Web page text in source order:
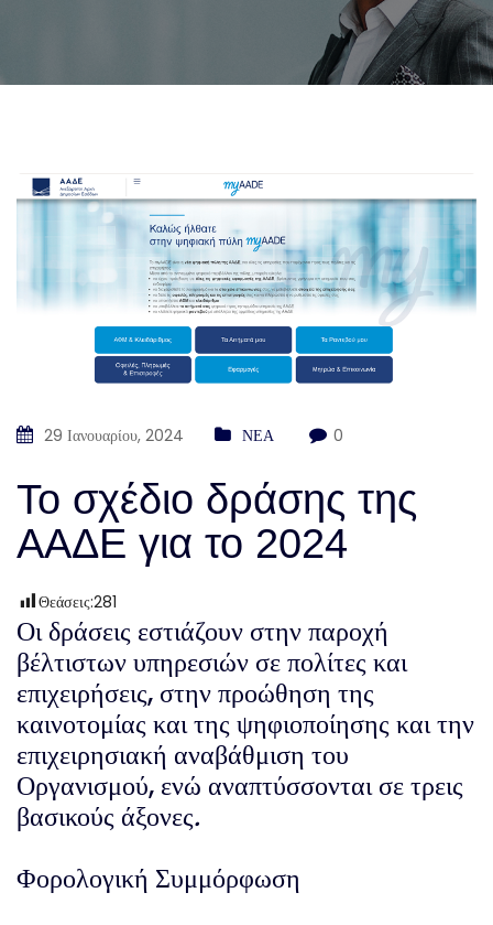
29 Ιανουαρίου, 2024 ΝΕΑ 0
Το σχέδιο δράσης της
ΑΑΔΕ για το 2024
Θεάσεις:281
Οι δράσεις εστιάζουν στην παροχή
βέλτιστων υπηρεσιών σε πολίτες και
επιχειρήσεις, στην προώθηση της
καινοτομίας και της ψηφιοποίησης και την
επιχειρησιακή αναβάθμιση του
Οργανισμού, ενώ αναπτύσσονται σε τρεις
βασικούς άξονες.
Φορολογική Συμμόρφωση